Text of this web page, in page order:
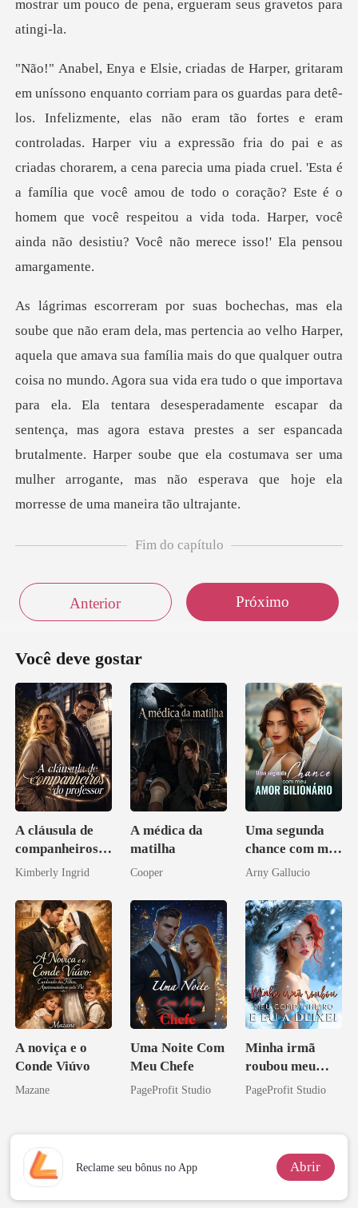
mostr
fortes e eram
controladas. Harper viu a expressão fria do pai e as
criadas chorarem, a cena parecia uma piada cruel. 'Esta é
a família que você amo
uer outra
coisa no mundo. Agora sua vida era tudo o que importava
para ela. Ela tentara desesperadamente escapar da
sentença, mas agora estava prestes a
Fim do capítulo
Anterior Próximo
Você deve gostar
A cláusula de
companheiros
do professor
Kimberly Ingrid
A médica da
matilha
Cooper
Uma segunda
chance com meu
amor bilionário
Arny Gallucio
A noviça e o
Conde Viúvo
Mazane
Uma Noite Com
Meu Chefe
PageProfit Studio
Minha irmã
roubou meu
companheiro e
PageProfit Studio
Reclame seu bônus no App Abrir